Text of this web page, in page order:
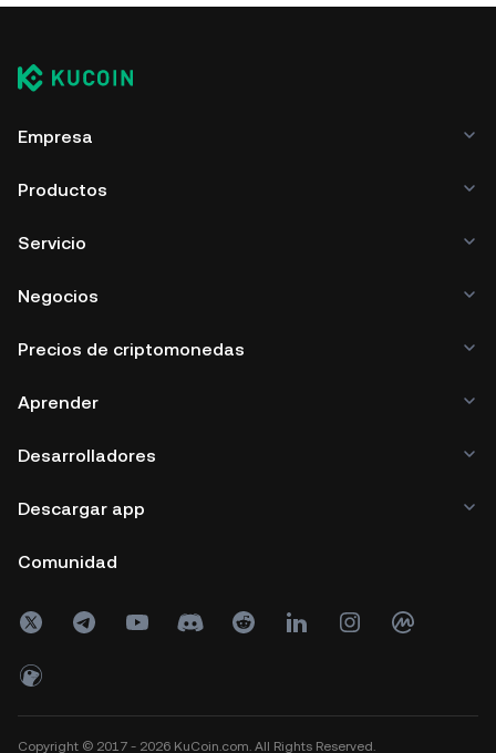
Empresa
Productos
Servicio
Negocios
Precios de criptomonedas
Aprender
Desarrolladores
Descargar app
Comunidad
Copyright © 2017 - 2026 KuCoin.com. All Rights Reserved.